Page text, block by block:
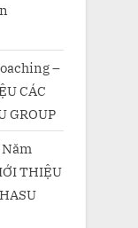
–
CÁC
GROUP
THIỆU